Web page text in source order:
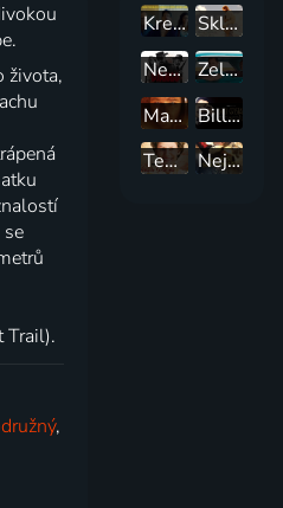
života,
Trail).
,
Krev šampiona
Skleněný zámek
Nespoutaný Django
Zelená kniha
Marťan
Billy Crystal: 700 nedělí
Temple Grandinová
Největší showman